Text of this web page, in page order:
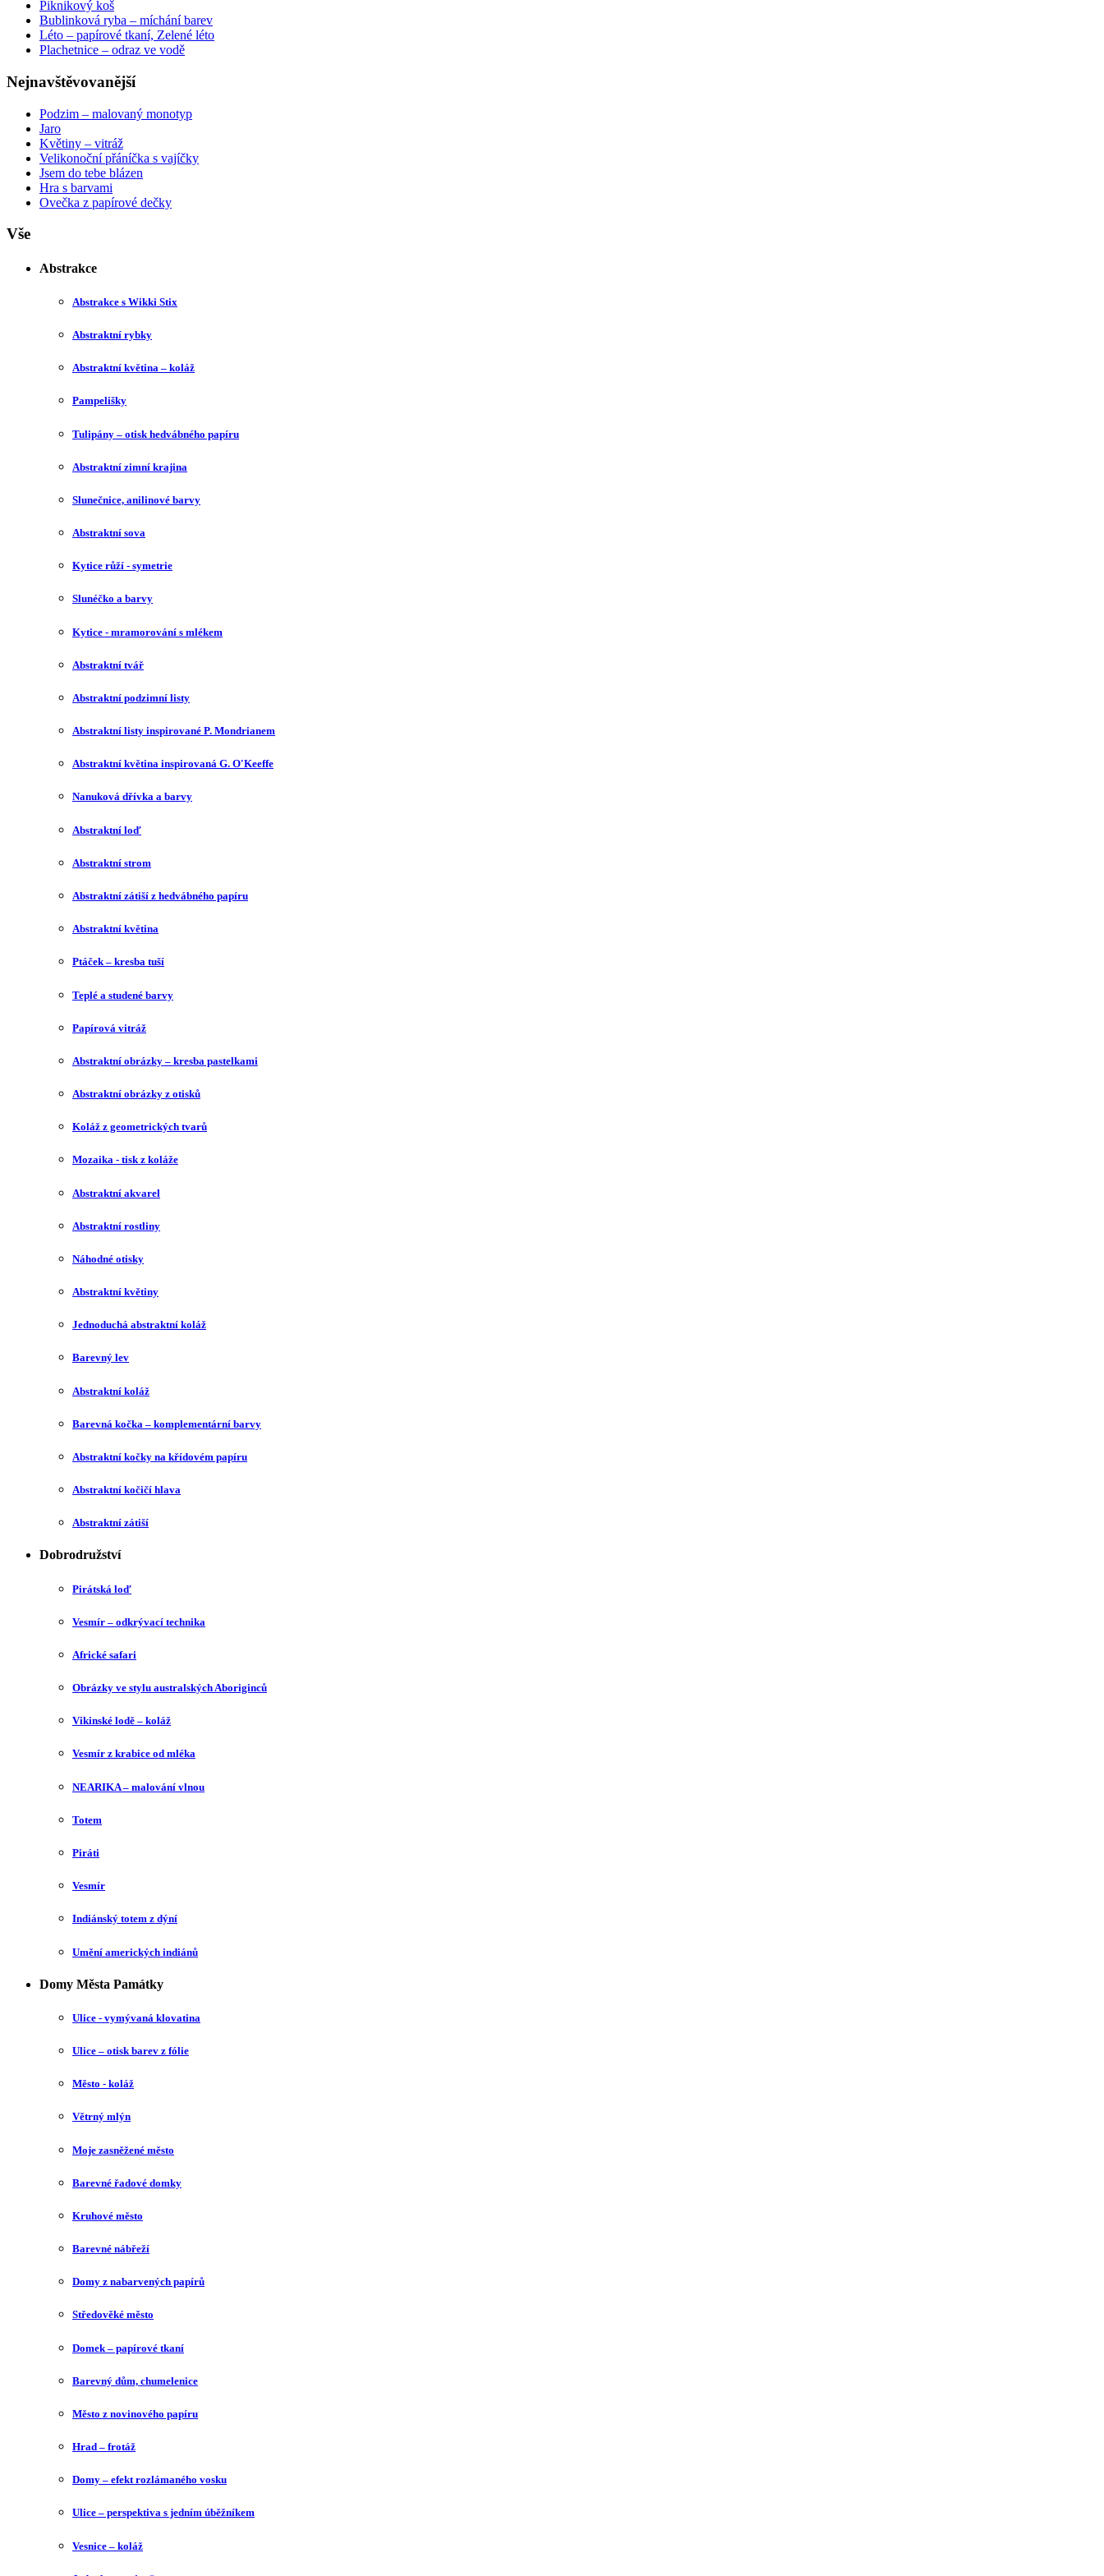
Piknikový koš
Bublinková ryba – míchání barev
Léto – papírové tkaní, Zelené léto
Plachetnice – odraz ve vodě
Nejnavštěvovanější
Podzim – malovaný monotyp
Jaro
Květiny – vitráž
Velikonoční přáníčka s vajíčky
Jsem do tebe blázen
Hra s barvami
Ovečka z papírové dečky
Vše
Abstrakce
Abstrakce s Wikki Stix
Abstraktní rybky
Abstraktní květina – koláž
Pampelišky
Tulipány – otisk hedvábného papíru
Abstraktní zimní krajina
Slunečnice, anilinové barvy
Abstraktní sova
Kytice růží - symetrie
Slunéčko a barvy
Kytice - mramorování s mlékem
Abstraktní tvář
Abstraktní podzimní listy
Abstraktní listy inspirované P. Mondrianem
Abstraktní květina inspirovaná G. O′Keeffe
Nanuková dřívka a barvy
Abstraktní loď
Abstraktní strom
Abstraktní zátiší z hedvábného papíru
Abstraktní květina
Ptáček – kresba tuší
Teplé a studené barvy
Papírová vitráž
Abstraktní obrázky – kresba pastelkami
Abstraktní obrázky z otisků
Koláž z geometrických tvarů
Mozaika - tisk z koláže
Abstraktní akvarel
Abstraktní rostliny
Náhodné otisky
Abstraktní květiny
Jednoduchá abstraktní koláž
Barevný lev
Abstraktní koláž
Barevná kočka – komplementární barvy
Abstraktní kočky na křídovém papíru
Abstraktní kočičí hlava
Abstraktní zátiší
Dobrodružství
Pirátská loď
Vesmír – odkrývací technika
Africké safari
Obrázky ve stylu australských Aboriginců
Vikinské lodě – koláž
Vesmír z krabice od mléka
NEARIKA – malování vlnou
Totem
Piráti
Vesmír
Indiánský totem z dýní
Umění amerických indiánů
Domy Města Památky
Ulice - vymývaná klovatina
Ulice – otisk barev z fólie
Město - koláž
Větrný mlýn
Moje zasněžené město
Barevné řadové domky
Kruhové město
Barevné nábřeží
Domy z nabarvených papírů
Středověké město
Domek – papírové tkaní
Barevný dům, chumelenice
Město z novinového papíru
Hrad – frotáž
Domy – efekt rozlámaného vosku
Ulice – perspektiva s jedním úběžníkem
Vesnice – koláž